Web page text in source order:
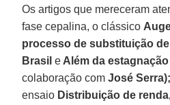
Os artigos que mereceram
fase cepalina, o clássico
processo de substituição
Brasil e Além da estagnação
colaboração comJosé Serra);
ensaio Distribuição de